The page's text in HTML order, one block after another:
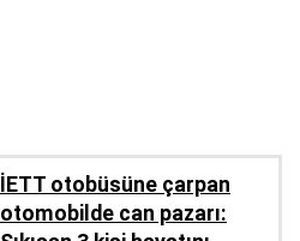
İETT otobüsüne çarpan
otomobilde can pazarı: